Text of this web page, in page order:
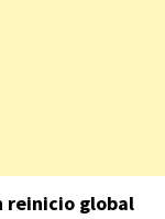
reinicio global